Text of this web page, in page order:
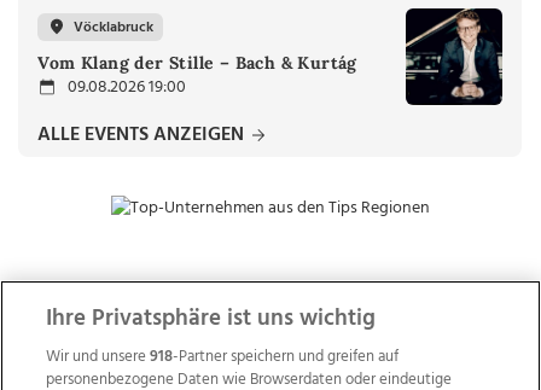
Vöcklabruck
Vom Klang der Stille – Bach & Kurtág
09.08.2026 19:00
ALLE EVENTS ANZEIGEN
ZUR NACHRICHTENÜBERSICHT
Ihre Privatsphäre ist uns wichtig
Wir und unsere918-Partner speichern und greifen auf
personenbezogene Daten wie Browserdaten oder eindeutige